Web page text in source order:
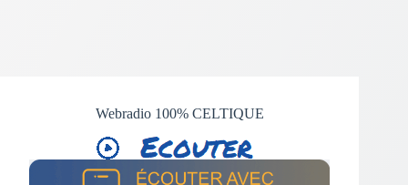
Webradio 100% CELTIQUE